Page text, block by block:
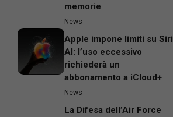
memorie
News
Apple impone limiti su Siri
AI: l’uso eccessivo
richiederà un
abbonamento a iCloud+
News
La Difesa dell’Air Force